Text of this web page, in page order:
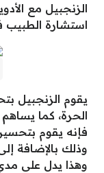
الزنجبيل مع
استشارة الطبيب
يقوم الزنجبيل
الحرة، كما يساهم
فإنه يقوم بتحسين
وذلك بالإضافة
وهذا يدل على